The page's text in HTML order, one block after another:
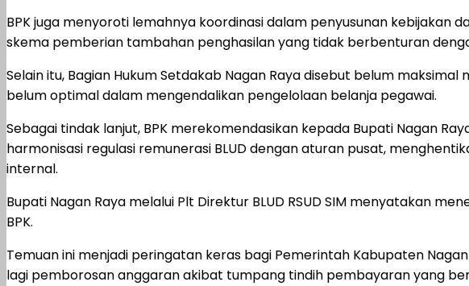
BPK juga menyoroti lemahnya koordinasi dalam penyusunan kebijakan
skema pemberian tambahan penghasilan yang tidak berbenturan
Selain itu, Bagian Hukum Setdakab Nagan Raya disebut belum
belum optimal dalam mengendalikan pengelolaan belanja pegawai.
Sebagai tindak lanjut, BPK merekomendasikan kepada Bupati Nagan
harmonisasi regulasi remunerasi BLUD dengan aturan pusat,
internal.
Bupati Nagan Raya melalui Plt Direktur BLUD RSUD SIM menyatakan
BPK.
Temuan ini menjadi peringatan keras bagi Pemerintah Kabupaten
lagi pemborosan anggaran akibat tumpang tindih pembayaran yang